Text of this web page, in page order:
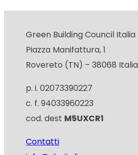
Green Building Council Italia
Piazza Manifattura, 1
Rovereto (TN) – 38068 Italia
p. i. 02073390227
c. f. 94033960223
cod. dest M5UXCR1
Contatti